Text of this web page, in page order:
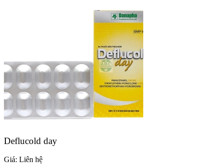
Deflucold day
Giá: Liên hệ